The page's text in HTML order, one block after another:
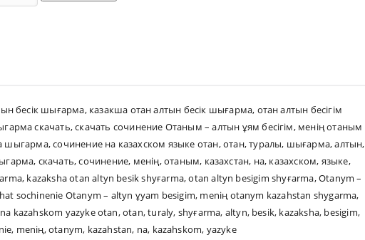
бесік шығарма, казакша отан алтын бесік шығарма, отан алтын бесігім
скачать,скачать сочинение Отаным – алтын ұям бесігім, менің отаным
шыгарма,сочинение на казахском языке отан,отан,туралы, шығарма,алтын,
, скачать,сочинение, менің,отаным, казахстан, на, казахском, языке,
, kazaksha otan altyn besik shyғarma,otan altyn besigim shyғarma,Otanym –
sochinenie Otanym – altyn ұyam besigim, meniң otanym kazahstan shygarma,
kazahskom yazyke otan,otan,turaly, shyғarma, altyn, besik, kazaksha, besigim,
, meniң,otanym, kazahstan, na, kazahskom, yazyke